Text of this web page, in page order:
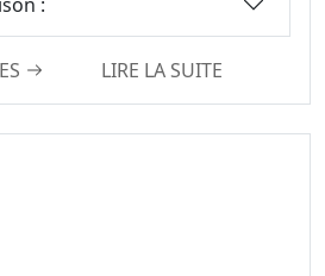
LIRE LA SUITE